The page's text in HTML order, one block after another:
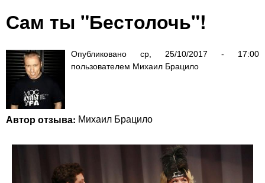
Сам ты "Бестолочь"!
Опубликовано ср, 25/10/2017 - 17:00
пользователем Михаил Брацило
Автор отзыва: Михаил Брацило